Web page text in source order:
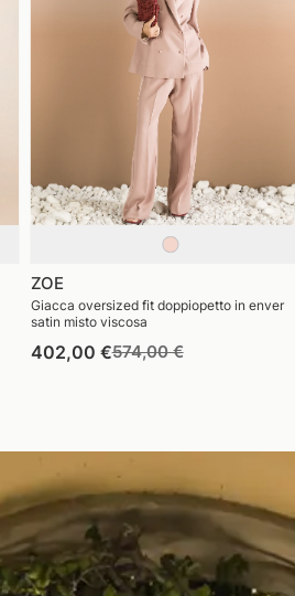
ZOE
Giacca oversized fit doppiopetto in enver
satin misto viscosa
402,00 €Prezzo
574,00 €Prezzo